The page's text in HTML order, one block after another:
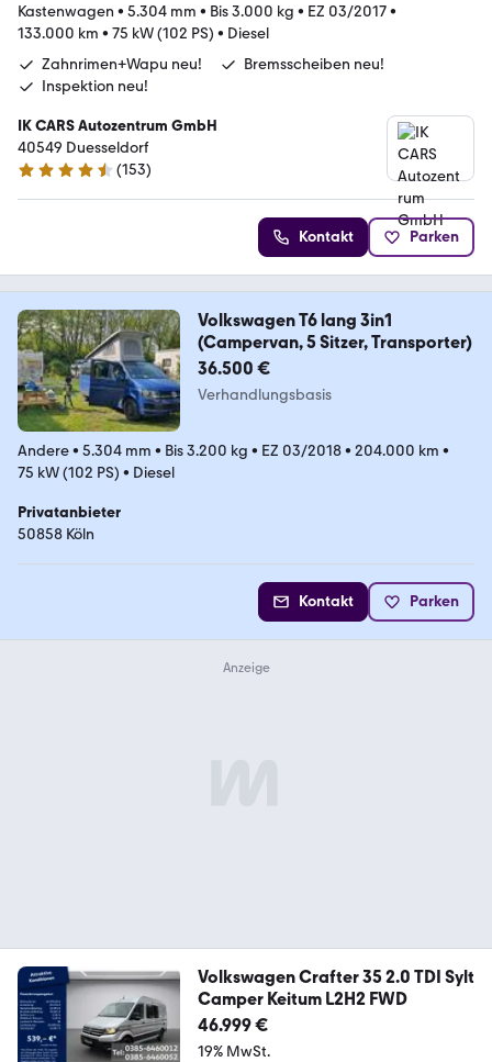
Kastenwagen • 5.304 mm • Bis 3.000 kg • EZ 03/2017•
133.000 km • 75 kW (102 PS) • Diesel
Zahnrimen+Wapu neu!
Bremsscheiben neu!
Inspektion neu!
IK CARS Autozentrum GmbH
40549 Duesseldorf
4.6 Sterne
(153)
Kontakt Parken
Volkswagen T6 lang 3in1
(Campervan, 5 Sitzer, Transporter)
36.500 €
Verhandlungsbasis
Andere• 5.304 mm • Bis 3.200 kg • EZ 03/2018• 204.000 km •
75 kW (102 PS) • Diesel
Privatanbieter
50858 Köln
Kontakt Parken
Volkswagen Crafter 35 2.0 TDI Sylt
Camper Keitum L2H2 FWD
46.999 €
19% MwSt.